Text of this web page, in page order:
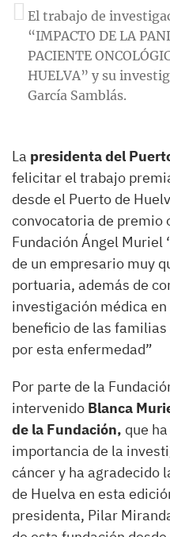
El trabajo de
“IMPACTO DE LA
PACIENTE
HUELVA” y su
García Samblás.
La presidenta del
felicitar el trabajo
desde el Puerto de
convocatoria de premio
Fundación Ángel
de un empresario muy
portuaria, además de
investigación médica
beneficio de las
por esta enfermedad”
Por parte de la
intervenido Blanca
de la Fundación, que
importancia de la
cáncer y ha agradecido
de Huelva en esta
presidenta, Pilar